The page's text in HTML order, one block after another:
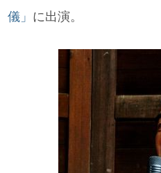
儀」 に出演。